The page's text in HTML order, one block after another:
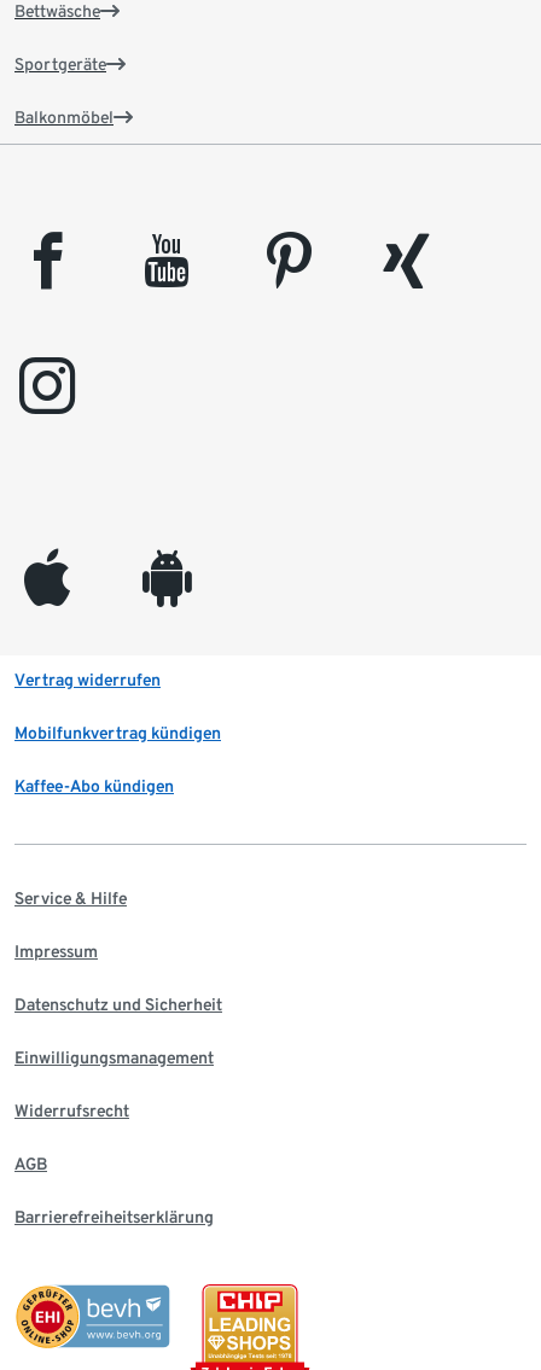
Bettwäsche
Sportgeräte
Balkonmöbel
facebook youtube pinterest
xing
instagram
appleinc android
Vertrag widerrufen
Mobilfunkvertrag kündigen
Kaffee-Abo kündigen
Service & Hilfe
Impressum
Datenschutz und Sicherheit
Einwilligungsmanagement
Widerrufsrecht
AGB
Barrierefreiheitserklärung